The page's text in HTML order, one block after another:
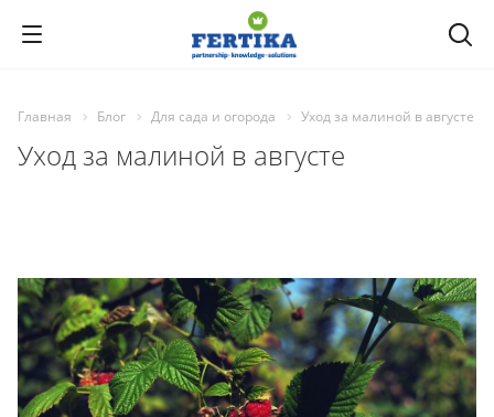
Главная Блог Для сада и огорода Уход за малиной в августе
Уход за малиной в августе